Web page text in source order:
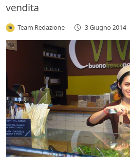
vendita
Team Redazione - 3 Giugno 2014